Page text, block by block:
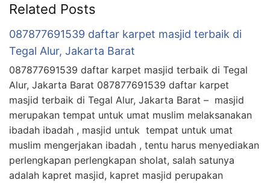
Related Posts
087877691539 daftar karpet masjid terbaik di
Tegal Alur, Jakarta Barat
087877691539 daftar karpet masjid terbaik di Tegal
Alur, Jakarta Barat 087877691539 daftar karpet
masjid terbaik di Tegal Alur, Jakarta Barat – masjid
merupakan tempat untuk umat muslim melaksanakan
ibadah ibadah , masjid untuk tempat untuk umat
muslim mengerjakan ibadah , tentu harus menyediakan
perlengkapan perlengkapan sholat, salah satunya
adalah kapret masjid, kapret masjid perupakan